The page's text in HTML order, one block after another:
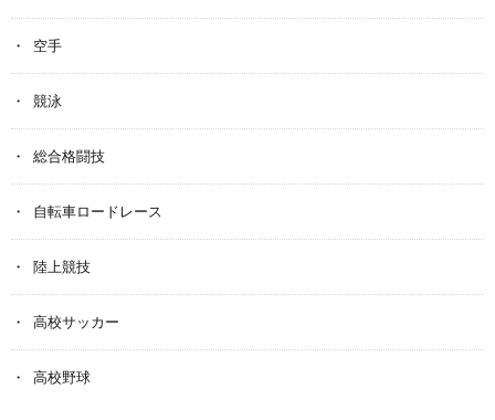
空手
競泳
総合格闘技
自転車ロードレース
陸上競技
高校サッカー
高校野球